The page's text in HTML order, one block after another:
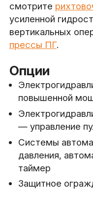
смотрите
усиленной
вертикальных
прессы ПГ.
Опции
повышенной
— управление
Системы
давления,
таймер
Защитное